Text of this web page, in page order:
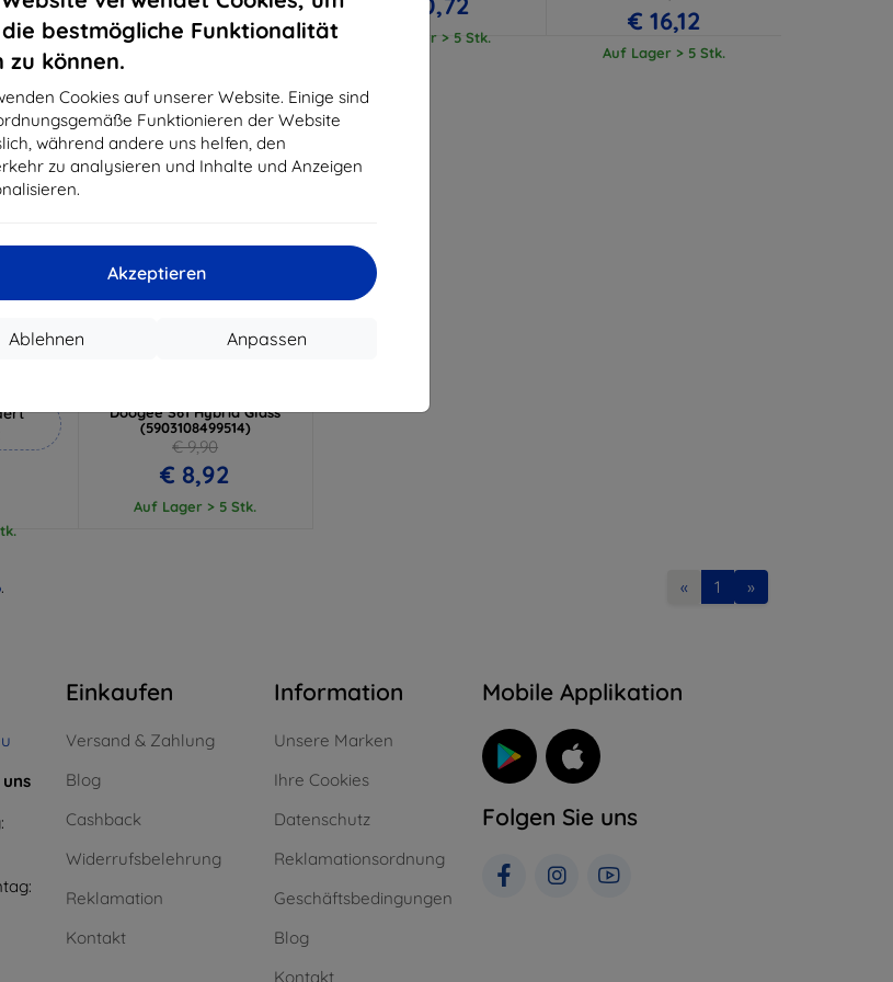
bestmögliche Funktionalität
zu können.
Cookies auf unserer Website. Einige sind
Funktionieren der Website
während andere uns helfen, den
zu analysieren und Inhalte und Anzeigen
Akzeptieren
Anpassen
Ablehnen
Auf Lager > 5 Stk. Auf Lager > 5 Stk.
€ 16,12
Auf Lager > 5 Stk.
EXTRA10
Gutschein
Doogee S61 Hybrid Glass
(5903108499514)
€ 9,90
€ 8,92
Auf Lager > 5 Stk.
. « 1 »
Einkaufen
Versand & Zahlung
Blog
Cashback
Widerrufsbelehrung
Reklamation
Kontakt
Information
Unsere Marken
Ihre Cookies
Datenschutz
Reklamationsordnung
Geschäftsbedingungen
Blog
Kontakt
Mobile Applikation
Folgen Sie uns